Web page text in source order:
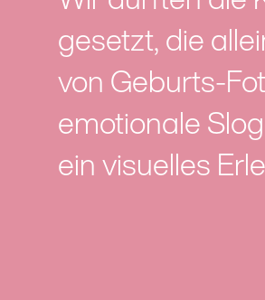
gesetzt, die
von Geburts-
emotionale
ein visuelles